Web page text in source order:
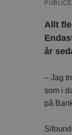
Allt
år
– Jag
som i
på